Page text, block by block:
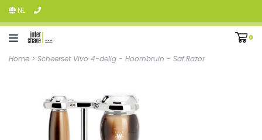
NL
0
Home > Scheerset Vivo 4-delig - Hoornbruin - Saf.Razor